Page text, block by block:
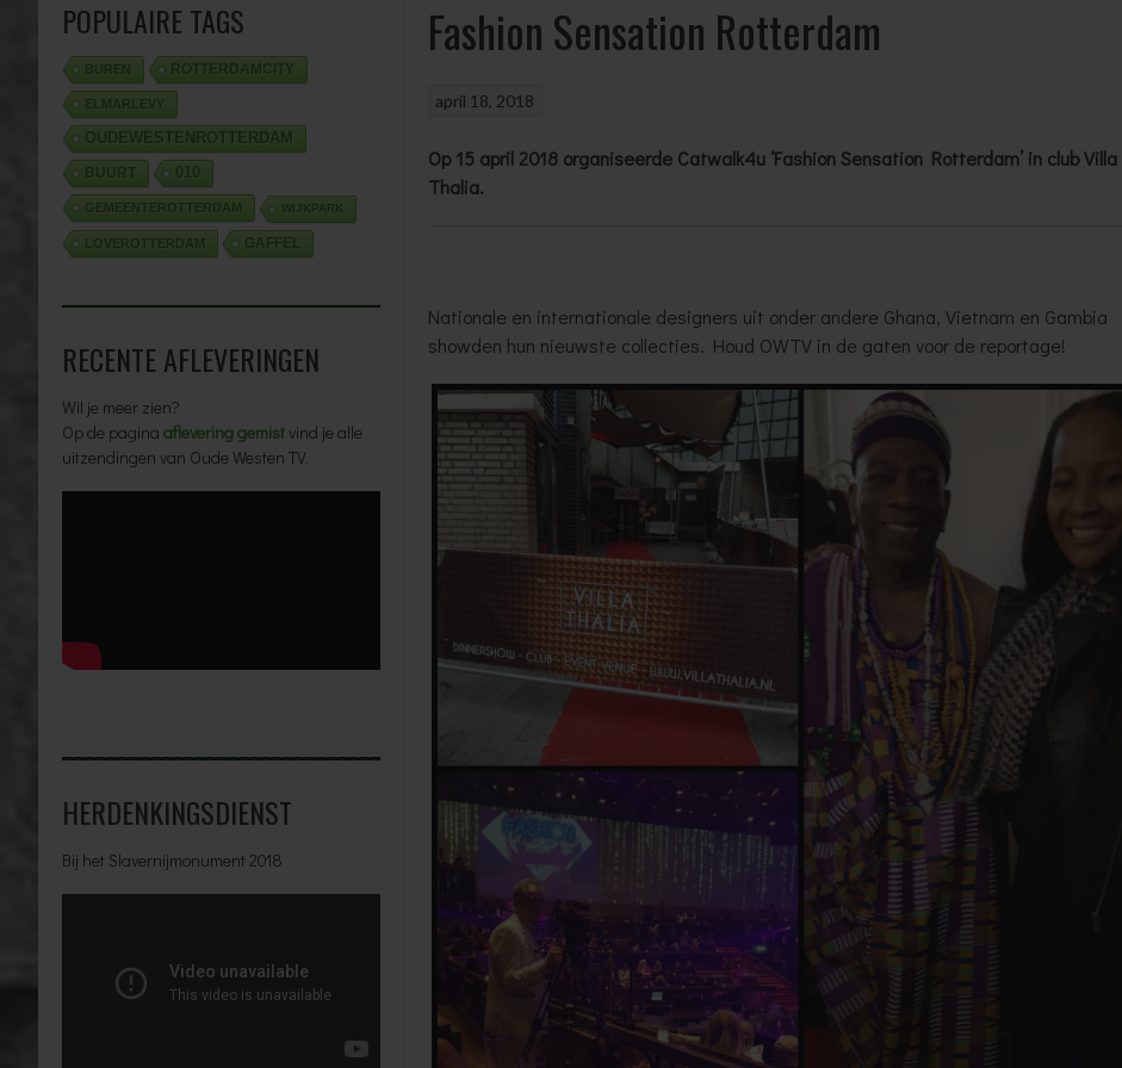
Fashion Sensation Rotterdam
april 18, 2018
Op 15 april 2018 organiseerde Catwalk4u ‘Fashion Sensation Rotterdam’ in club Villa
Thalia.
Nationale en internationale designers uit onder andere Ghana, Vietnam en Gambia
showden hun nieuwste collecties. Houd OWTV in de gaten voor de reportage!
POPULAIRE TAGS
BUREN ROTTERDAMCITY
ELMARLEVY
OUDEWESTENROTTERDAM
BUURT 010
GEMEENTEROTTERDAM WIJKPARK
LOVEROTTERDAM GAFFEL
RECENTE AFLEVERINGEN
Wil je meer zien?
Op de pagina aflevering gemistvind je alle
uitzendingen van Oude Westen TV.
HERDENKINGSDIENST
Bij het Slavernijmonument 2018